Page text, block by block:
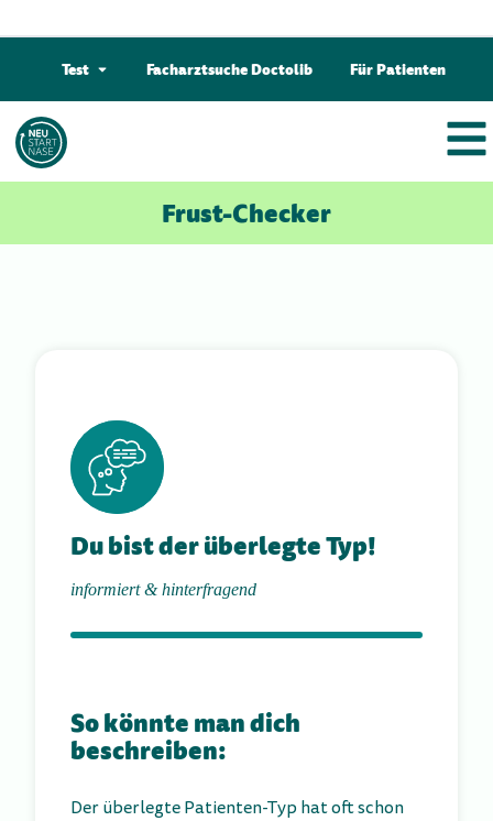
Test Facharztsuche Doctolib Für Patienten
Frust-Checker
Du bist der überlegte Typ!
informiert & hinterfragend
So könnte man dich
beschreiben:
Der überlegte Patienten-Typ hat oft schon